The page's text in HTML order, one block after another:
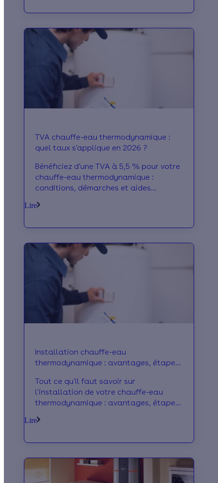
TVA chauffe-eau thermodynamique :
quel taux s'applique en 2026 ?
Bénéficiez d'une TVA à 5,5 % pour votre
chauffe-eau thermodynamique :
conditions, démarches et aides
Lire
Installation chauffe-eau
thermodynamique : avantages, étapes
Tout ce qu'il faut savoir sur
l'installation de votre chauffe-eau
thermodynamique : avantages, étapes
financières disponibles...
Lire